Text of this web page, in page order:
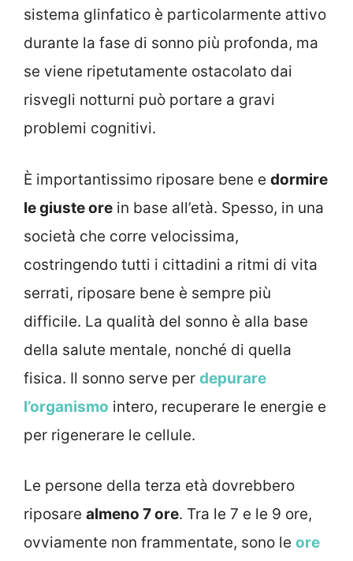
sistema glinfatico è particolarmente attivo
durante la fase di sonno più profonda, ma
se viene ripetutamente ostacolato dai
risvegli notturni può portare a gravi
problemi cognitivi.
È importantissimo riposare bene e dormire
le giuste ore in base all’età. Spesso, in una
società che corre velocissima,
costringendo tutti i cittadini a ritmi di vita
serrati, riposare bene è sempre più
difficile. La qualità del sonno è alla base
della salute mentale, nonché di quella
fisica. Il sonno serve per depurare
l’organismo intero, recuperare le energie e
per rigenerare le cellule.
Le persone della terza età dovrebbero
riposare almeno 7 ore. Tra le 7 e le 9 ore,
ovviamente non frammentate, sono le ore